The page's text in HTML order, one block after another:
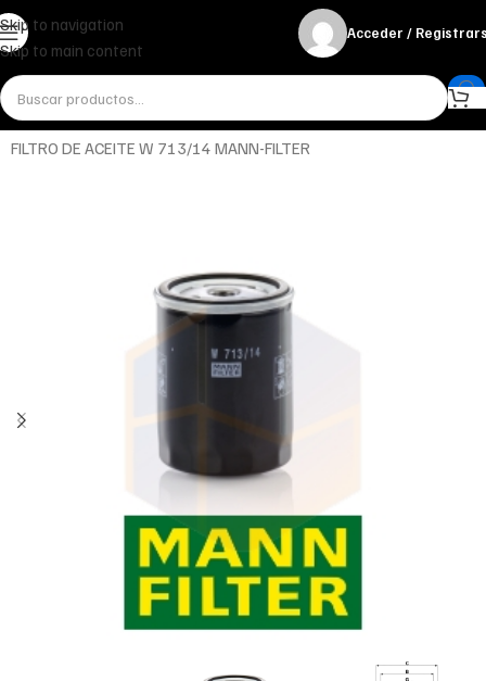
Skip to navigation
Skip to main content
Acceder /
InicioMiscelánea - otrosOtros
FILTRO DE ACEITE W 713/14 MANN-FILTER